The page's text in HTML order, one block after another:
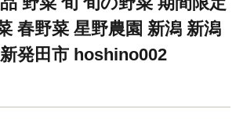
春野菜 星野農園 新潟 新潟
発田市 hoshino002